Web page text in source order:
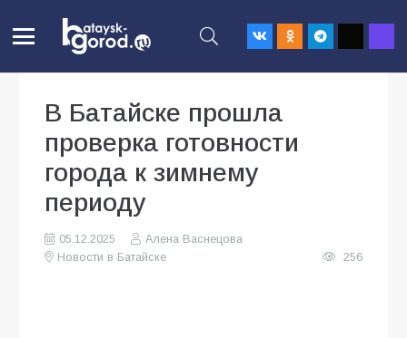
В Батайске прошла
проверка готовности
города к зимнему
периоду
05.12.2025
Алена Васнецова
Новости в Батайске
256